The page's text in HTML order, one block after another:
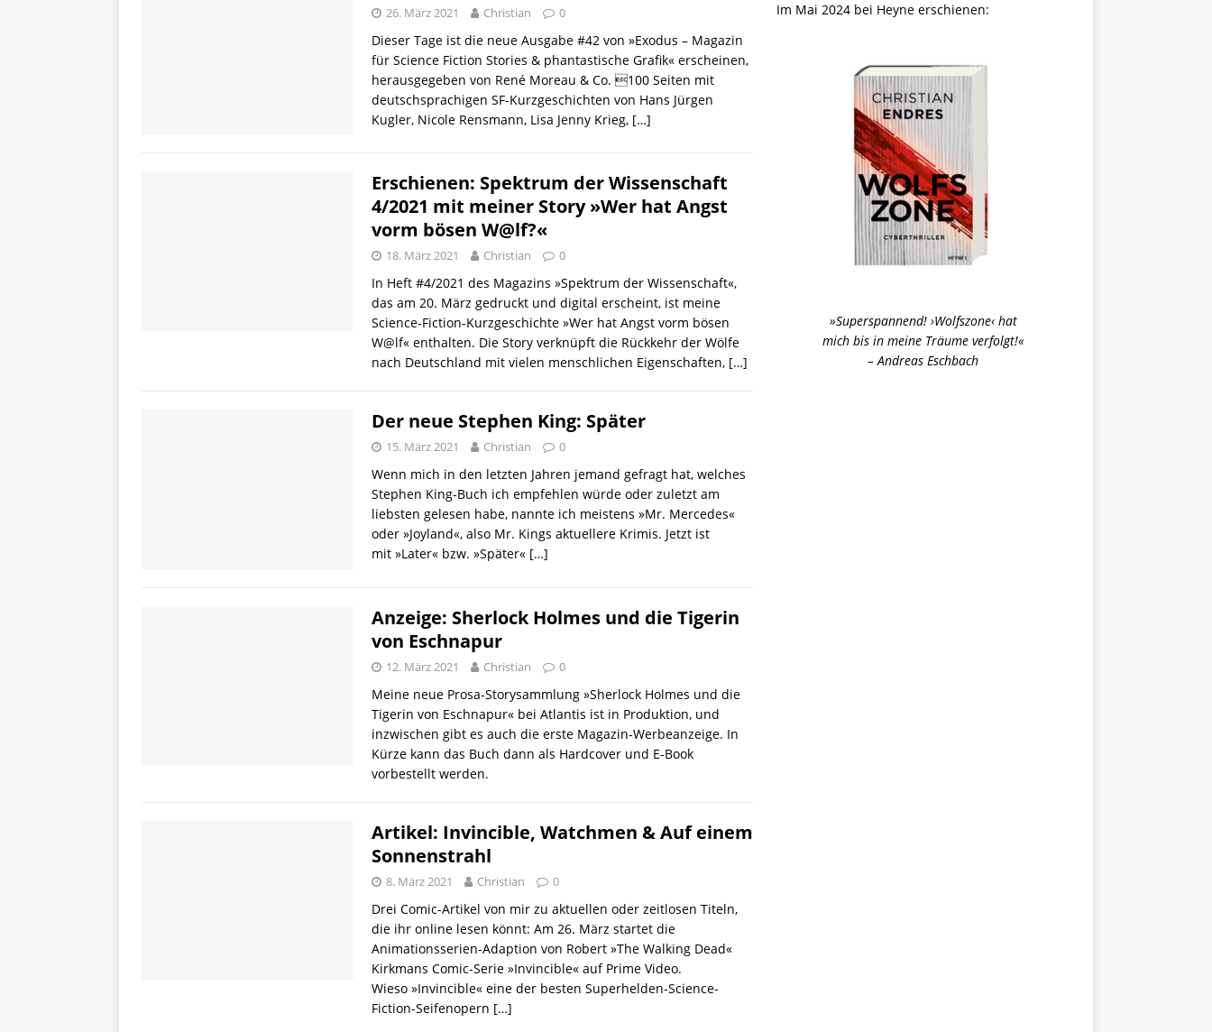
26. März 2021 Christian 0
Dieser Tage ist die neue Ausgabe #42 von »Exodus – Magazin
für Science Fiction Stories & phantastische Grafik« erscheinen,
herausgegeben von René Moreau & Co. 100 Seiten mit
deutschsprachigen SF-Kurzgeschichten von Hans Jürgen
Kugler, Nicole Rensmann, Lisa Jenny Krieg, […]
Erschienen: Spektrum der Wissenschaft
4/2021 mit meiner Story »Wer hat Angst
vorm bösen W@lf?«
18. März 2021 Christian 0
In Heft #4/2021 des Magazins »Spektrum der Wissenschaft«,
das am 20. März gedruckt und digital erscheint, ist meine
Science-Fiction-Kurzgeschichte »Wer hat Angst vorm bösen
W@lf« enthalten. Die Story verknüpft die Rückkehr der Wölfe
nach Deutschland mit vielen menschlichen Eigenschaften, […]
Der neue Stephen King: Später
15. März 2021 Christian 0
Wenn mich in den letzten Jahren jemand gefragt hat, welches
Stephen King-Buch ich empfehlen würde oder zuletzt am
liebsten gelesen habe, nannte ich meistens »Mr. Mercedes«
oder »Joyland«, also Mr. Kings aktuellere Krimis. Jetzt ist
mit »Later« bzw. »Später« […]
Anzeige: Sherlock Holmes und die Tigerin
von Eschnapur
12. März 2021 Christian 0
Meine neue Prosa-Storysammlung »Sherlock Holmes und die
Tigerin von Eschnapur« bei Atlantis ist in Produktion, und
inzwischen gibt es auch die erste Magazin-Werbeanzeige. In
Kürze kann das Buch dann als Hardcover und E-Book
vorbestellt werden.
Artikel: Invincible, Watchmen & Auf einem
Sonnenstrahl
8. März 2021 Christian 0
Drei Comic-Artikel von mir zu aktuellen oder zeitlosen Titeln,
die ihr online lesen könnt: Am 26. März startet die
Animationsserien-Adaption von Robert »The Walking Dead«
Kirkmans Comic-Serie »Invincible« auf Prime Video.
Wieso »Invincible« eine der besten Superhelden-Science-
Fiction-Seifenopern […]
Im Mai 2024 bei Heyne erschienen:
»Superspannend! ›Wolfszone‹ hat
mich bis in meine Träume verfolgt!«
– Andreas Eschbach